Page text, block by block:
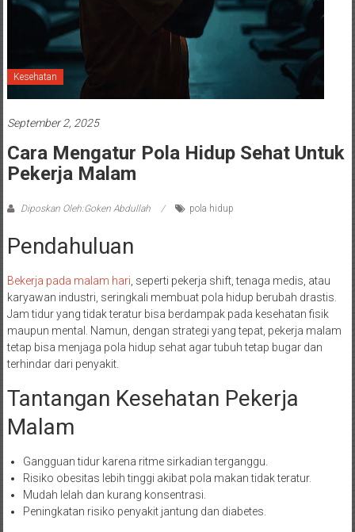
Kesehatan
September 2, 2025
Cara Mengatur Pola Hidup Sehat Untuk
Pekerja Malam
Diposkan Oleh:Goken Abdullah pola hidup
Pendahuluan
Bekerja pada malam hari , seperti pekerja shift, tenaga medis, atau
karyawan industri, seringkali membuat pola hidup berubah drastis.
Jam tidur yang tidak teratur bisa berdampak pada kesehatan fisik
maupun mental. Namun, dengan strategi yang tepat, pekerja malam
tetap bisa menjaga pola hidup sehat agar tubuh tetap bugar dan
terhindar dari penyakit.
Tantangan Kesehatan Pekerja
Malam
Gangguan tidur karena ritme sirkadian terganggu.
Risiko obesitas lebih tinggi akibat pola makan tidak teratur.
Mudah lelah dan kurang konsentrasi.
Peningkatan risiko penyakit jantung dan diabetes.